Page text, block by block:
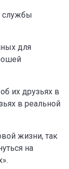
службы
для
их друзьях в
в реальной
жизни, так
на